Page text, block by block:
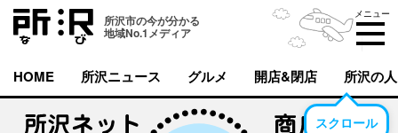
所沢市の今が分かる
地域No.1メディア
メニュー
HOME 所沢ニュース グルメ 開店&閉店 所沢の人
スクロール